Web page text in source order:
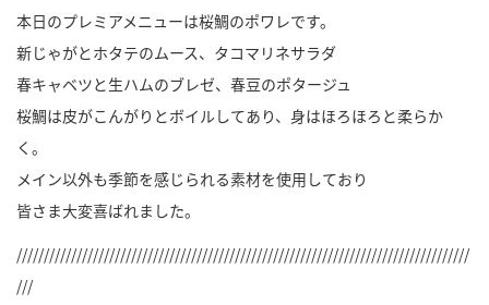
本日のプレミアメニューは桜鯛のポワレです。
新じゃがとホタテのムース、タコマリネサラダ
春キャベツと生ハムのブレゼ、春豆のポタージュ
桜鯛は皮がこんがりとボイルしてあり、身はほろほろと柔らか
く。
メイン以外も季節を感じられる素材を使用しており
皆さま大変喜ばれました。
///////////////////////////////////////////////////////////////////////////////////
///